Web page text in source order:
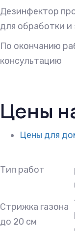
Дезинфектор
для обработки
По окончанию
консультацию
Цены
Цены для
Тип работ
Стрижка газона
до 20 см